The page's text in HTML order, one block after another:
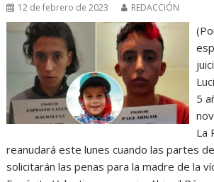
12 de febrero de 2023 REDACCIÓN
5
La
reanudará este lunes cuando las partes
solicitarán las penas para la madre de la